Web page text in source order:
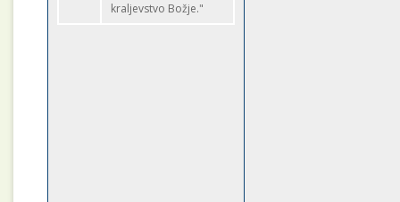
kraljevstvo Božje."